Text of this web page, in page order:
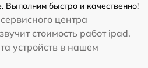
Выполним быстро и качественно!
центра
стоимость работ ipad.
устройств в нашем